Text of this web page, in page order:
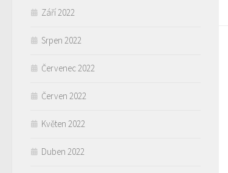
Září 2022
Srpen 2022
Červenec 2022
Červen 2022
Květen 2022
Duben 2022